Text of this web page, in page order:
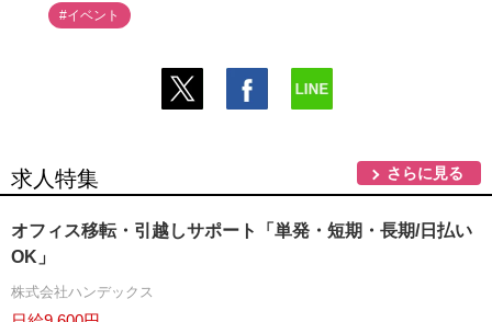
#イベント
求人特集 さらに見る
オフィス移転・引越しサポート「単発・短期・長期/日払い
OK」
株式会社ハンデックス